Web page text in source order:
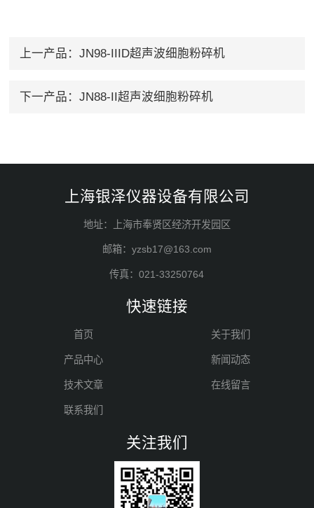
上一产品： JN98-IIID超声波细胞粉碎机
下一产品： JN88-II超声波细胞粉碎机
上海银泽仪器设备有限公司
地址：上海市奉贤区经济开发园区
邮箱：yzsb17@163.com
传真：021-33250764
快速链接
首页 关于我们
产品中心 新闻动态
技术文章 在线留言
联系我们
关注我们